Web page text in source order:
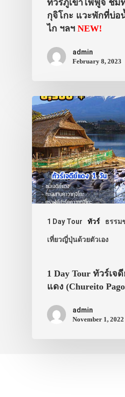
ทัวร์ภูเขาไฟฟูจิ ชม
กุจิโกะ แวะพักที่บ่อ
ไก ฯลฯ NEW!
admin
February 8, 2023
1 Day Tour ทัวร์ ธรรม
เที่ยวญี่ปุ่นด้วยตัวเอง
1 Day Tour ทัวร์เจ
แดง (Chureito
admin
November 1, 2022